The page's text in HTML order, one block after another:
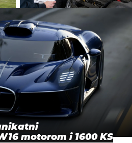
motorom i 1600 KS